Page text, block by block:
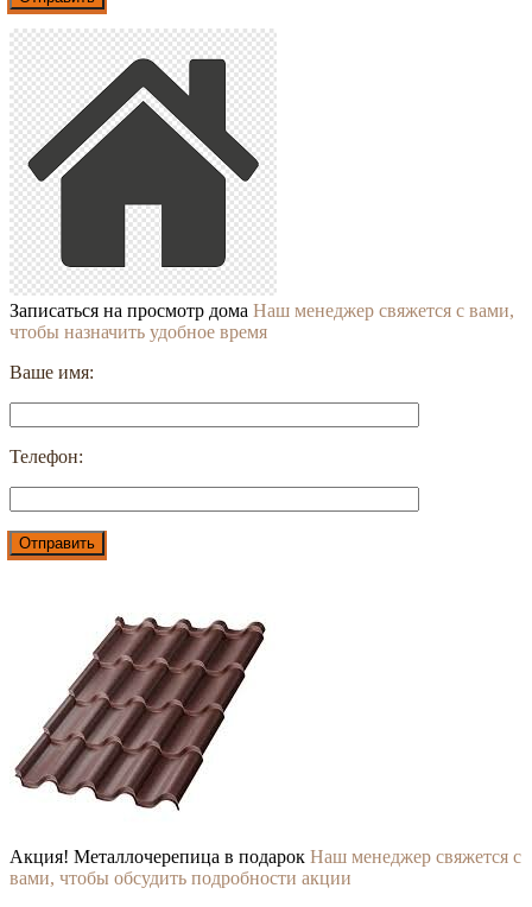
Записаться на просмотр дома Наш менеджер свяжется с вами,
чтобы назначить удобное время
Ваше имя:
Телефон:
Акция! Металлочерепица в подарок Наш менеджер свяжется с
вами, чтобы обсудить подробности акции